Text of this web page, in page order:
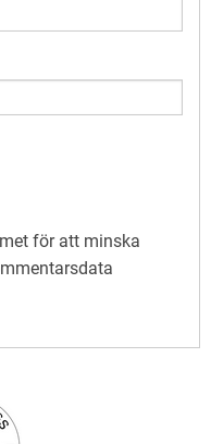
för att minska